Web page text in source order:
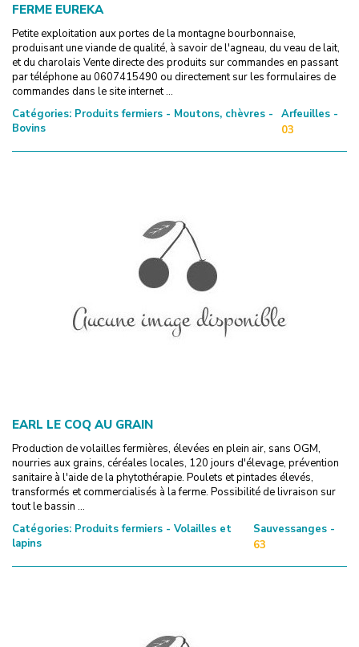
FERME EUREKA
Petite exploitation aux portes de la montagne bourbonnaise,
produisant une viande de qualité, à savoir de l'agneau, du veau de lait,
et du charolais Vente directe des produits sur commandes en passant
par téléphone au 0607415490 ou directement sur les formulaires de
commandes dans le site internet ...
Catégories: Produits fermiers - Moutons, chèvres -
Bovins
Arfeuilles -
03
EARL LE COQ AU GRAIN
Production de volailles fermières, élevées en plein air, sans OGM,
nourries aux grains, céréales locales, 120 jours d'élevage, prévention
sanitaire à l'aide de la phytothérapie. Poulets et pintades élevés,
transformés et commercialisés à la ferme. Possibilité de livraison sur
tout le bassin ...
Catégories: Produits fermiers - Volailles et
lapins
Sauvessanges -
63